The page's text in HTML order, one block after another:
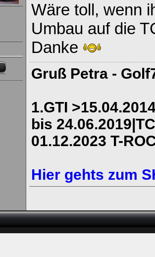
Wäre toll, wenn
Umbau auf die
Danke
Gruß Petra -
1.GTI
bis
01.12.2023 T-
Hier gehts zum